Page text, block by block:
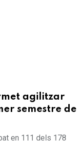
agilitzar
semestre de
en 111 dels 178